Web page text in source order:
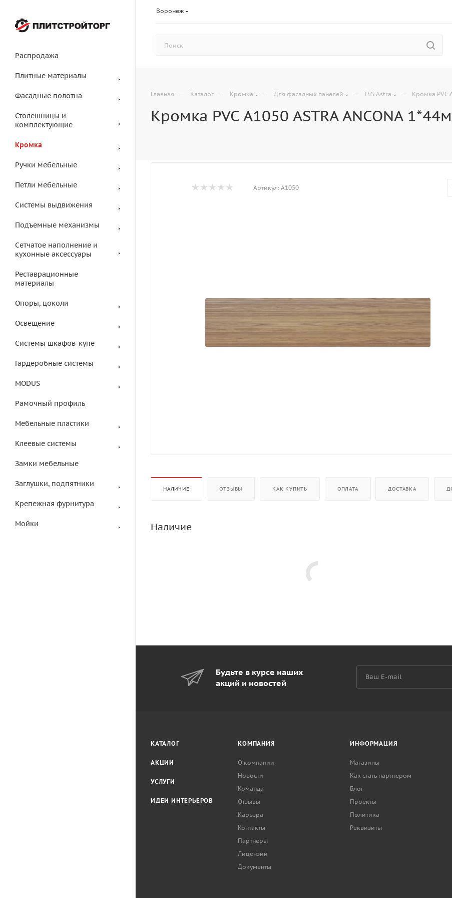
Воронеж
Распродажа
Плитные материалы
Фасадные полотна
Столешницы и
комплектующие
Кромка
Ручки мебельные
Петли мебельные
Системы выдвижения
Подъемные механизмы
Сетчатое наполнение и
кухонные аксессуары
Реставрационные
материалы
Опоры, цоколи
Освещение
Системы шкафов-купе
Гардеробные системы
MODUS
Рамочный профиль
Мебельные пластики
Клеевые системы
Замки мебельные
Заглушки, подпятники
Крепежная фурнитура
Мойки
Главная — Каталог — Кромка — Для фасадных панелей — TSS Astra — Кромка PVC
Кромка PVC A1050 ASTRA ANCONA
Артикул: A1050
НАЛИЧИЕ ОТЗЫВЫ КАК КУПИТЬ ОПЛАТА ДОСТАВКА
Наличие
Будьте в курсе наших
акций и новостей
КАТАЛОГ
АКЦИИ
УСЛУГИ
ИДЕИ ИНТЕРЬЕРОВ
КОМПАНИЯ
О компании
Новости
Команда
Отзывы
Карьера
Контакты
Партнеры
Лицензии
Документы
ИНФОРМАЦИЯ
Магазины
Как стать партнером
Блог
Проекты
Политика
Реквизиты